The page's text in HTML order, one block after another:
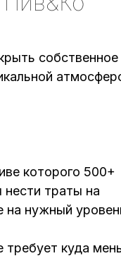
собственное
которого 500+
нести траты на
на нужный
требует куда